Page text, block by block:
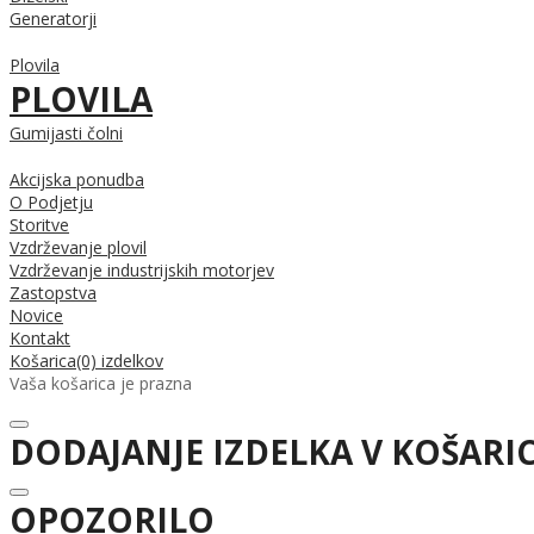
Generatorji
Plovila
PLOVILA
Gumijasti čolni
Akcijska ponudba
O Podjetju
Storitve
Vzdrževanje plovil
Vzdrževanje industrijskih motorjev
Zastopstva
Novice
Kontakt
Košarica(0) izdelkov
Vaša košarica je prazna
DODAJANJE IZDELKA V
OPOZORILO